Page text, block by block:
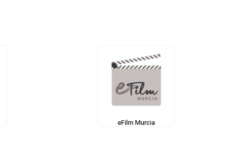
eFilm Murcia